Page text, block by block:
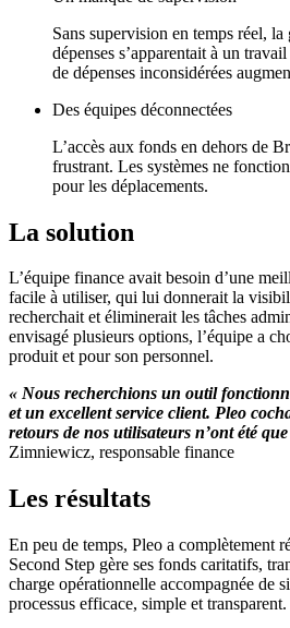
Sans supervision en temps réel, la
dépenses s’apparentait à un
de dépenses inconsidérées
Des équipes déconnectées
L’accès aux fonds en dehors de
frustrant. Les systèmes ne
pour les déplacements.
La solution
L’équipe finance avait besoin d’une
facile à utiliser, qui lui donnerait la
recherchait et éliminerait les tâches
envisagé plusieurs options, l’équipe a
produit et pour son personnel.
« Nous recherchions un outil
et un excellent service client. Pleo
retours de nos utilisateurs n’ont été
Zimniewicz, responsable finance
Les résultats
En peu de temps, Pleo a complètement
Second Step gère ses fonds caritatifs,
charge opérationnelle accompagnée de
processus efficace, simple et transparent.